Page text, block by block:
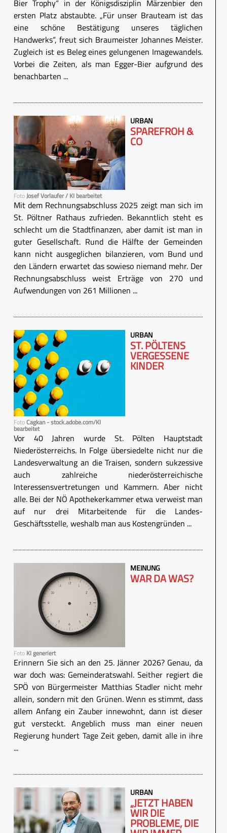
Bier Trophy“ in der Königsdisziplin Märzenbier den
ersten Platz abstaubte. „Für unser Brauteam ist das
eine schöne Bestätigung unseres täglichen
Handwerks“, freut sich Braumeister Johannes Meister.
Zugleich ist es Beleg eines gelungenen Imagewandels.
Vorbei die Zeiten, als man Egger-Bier aufgrund des
benachbarten ...
FotoJosef Vorlaufer / KI bearbeitet
URBAN
SPAREFROH &
CO
Mit dem Rechnungsabschluss 2025 zeigt man sich im
St. Pöltner Rathaus zufrieden. Bekanntlich steht es
schlecht um die Stadtfinanzen, aber damit ist man in
guter Gesellschaft. Rund die Hälfte der Gemeinden
kann nicht ausgeglichen bilanzieren, vom Bund und
den Ländern erwartet das sowieso niemand mehr. Der
Rechnungsabschluss weist Erträge von 270 und
Aufwendungen von 261 Millionen ...
FotoCagkan - stock.adobe.com/KI
bearbeitet
URBAN
ST. PÖLTENS
VERGESSENE
KINDER
Vor 40 Jahren wurde St. Pölten Hauptstadt
Niederösterreichs. In Folge übersiedelte nicht nur die
Landesverwaltung an die Traisen, sondern sukzessive
auch zahlreiche niederösterreichische
Interessensvertretungen und Kammern. Aber nicht
alle. Bei der NÖ Apothekerkammer etwa verweist man
auf nur drei Mitarbeitende für die Landes-
Geschäftsstelle, weshalb man aus Kostengründen ...
Foto KI generiert
MEINUNG
WAR DA WAS?
Erinnern Sie sich an den 25. Jänner 2026? Genau, da
war doch was: Gemeinderatswahl. Seither regiert die
SPÖ von Bürgermeister Matthias Stadler nicht mehr
allein, sondern mit den Grünen. Wenn es stimmt, dass
allem Anfang ein Zauber innewohnt, dann ist dieser
gut versteckt. Angeblich muss man einer neuen
Regierung hundert Tage Zeit geben, damit alle in ihre
...
URBAN
„JETZT HABEN
WIR DIE
PROBLEME, DIE